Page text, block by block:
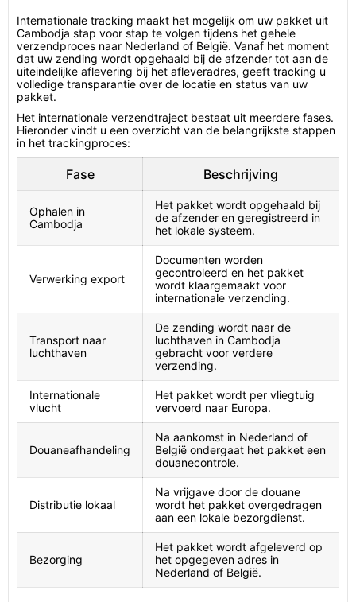
Internationale tracking maakt het mogelijk om uw pakket uit
Cambodja stap voor stap te volgen tijdens het gehele
verzendproces naar Nederland of België. Vanaf het moment
dat uw zending wordt opgehaald bij de afzender tot aan de
uiteindelijke aflevering bij het afleveradres, geeft tracking u
volledige transparantie over de locatie en status van uw
pakket.
Het internationale verzendtraject bestaat uit meerdere fases.
Hieronder vindt u een overzicht van de belangrijkste stappen
in het trackingproces:
Fase Beschrijving
Ophalen in
Cambodja
Het pakket wordt opgehaald bij
de afzender en geregistreerd in
het lokale systeem.
Verwerking export
Documenten worden
gecontroleerd en het pakket
wordt klaargemaakt voor
internationale verzending.
Transport naar
luchthaven
De zending wordt naar de
luchthaven in Cambodja
gebracht voor verdere
verzending.
Internationale
vlucht
Het pakket wordt per vliegtuig
vervoerd naar Europa.
Douaneafhandeling
Na aankomst in Nederland of
België ondergaat het pakket een
douanecontrole.
Distributie lokaal
Na vrijgave door de douane
wordt het pakket overgedragen
aan een lokale bezorgdienst.
Bezorging
Het pakket wordt afgeleverd op
het opgegeven adres in
Nederland of België.